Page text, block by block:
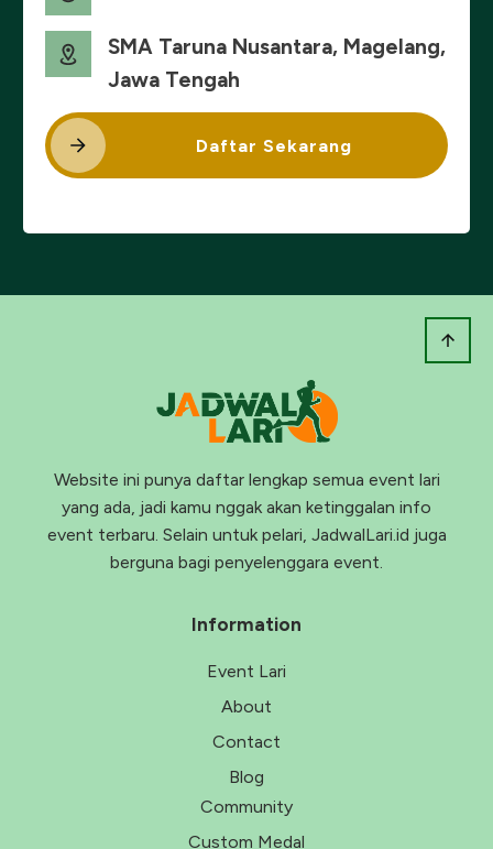
SMA Taruna Nusantara, Magelang,
Jawa Tengah
Daftar Sekarang
Website ini punya daftar lengkap semua event lari
yang ada, jadi kamu nggak akan ketinggalan info
event terbaru. Selain untuk pelari, JadwalLari.id juga
berguna bagi penyelenggara event.
Information
Event Lari
About
Contact
Blog
Community
Custom Medal